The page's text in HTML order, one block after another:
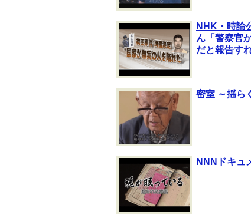
NHK・時論
ん「警察官
だと報告す
密室 ～揺ら
NNNドキュ